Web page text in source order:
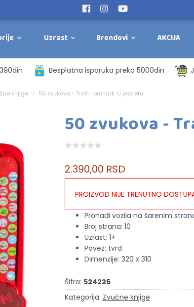
Uzrast Brendovi AKCIJA
Besplatna isporuka preko 5000din
knjige 50 zvukova - Traži i pronađi: U pokretu
50 zvukova -
2.390,00 RSD
PROIZVOD NIJE TRENUTNO
Pronađi vozila na šarenim
Broj strana: 10
Uzrast: 1+
Povez: tvrd
Dimenzije: 320 x 310
Šifra: 524226
Kategorija: Zvučne knjige